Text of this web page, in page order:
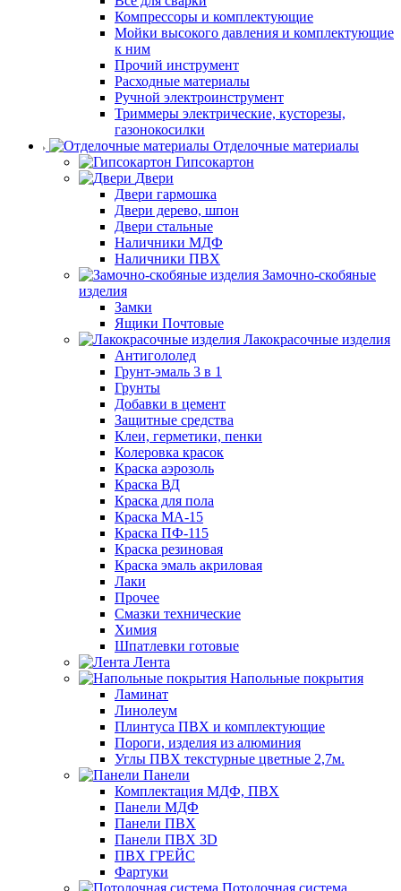
Компрессоры и комплектующие
Мойки высокого давления и комплектующие
к ним
Прочий инструмент
Расходные материалы
Ручной электроинструмент
Триммеры электрические, кусторезы,
газонокосилки
Отделочные материалы
Гипсокартон
Двери
Двери гармошка
Двери дерево, шпон
Двери стальные
Наличники МДФ
Наличники ПВХ
Замочно-скобяные
изделия
Замки
Ящики Почтовые
Лакокрасочные изделия
Антигололед
Грунт-эмаль 3 в 1
Грунты
Добавки в цемент
Защитные средства
Клеи, герметики, пенки
Колеровка красок
Краска аэрозоль
Краска ВД
Краска для пола
Краска МА-15
Краска ПФ-115
Краска резиновая
Краска эмаль акриловая
Лаки
Прочее
Смазки технические
Химия
Шпатлевки готовые
Лента
Напольные покрытия
Ламинат
Линолеум
Плинтуса ПВХ и комплектующие
Пороги, изделия из алюминия
Углы ПВХ текстурные цветные 2,7м.
Панели
Комплектация МДФ, ПВХ
Панели МДФ
Панели ПВХ
Панели ПВХ 3D
ПВХ ГРЕЙС
Фартуки
Потолочная система